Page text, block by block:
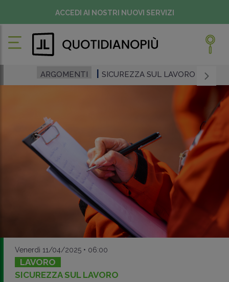
ACCEDI AI NOSTRI NUOVI SERVIZI
ARGOMENTI SICUREZZA SUL LAVORO
Venerdì 11/04/2025 • 06:00
LAVORO
SICUREZZA SUL LAVORO